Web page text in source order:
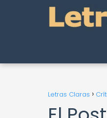
Letras Claras